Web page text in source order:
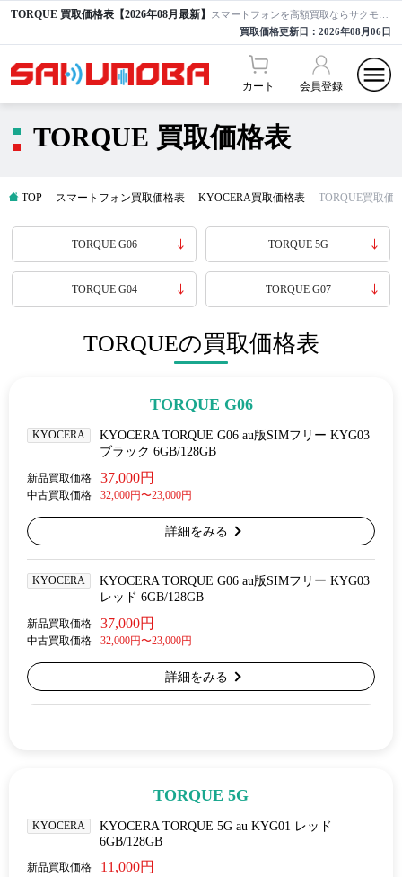
TORQUE 買取価格表【2026年08月最新】
買取価格更新日： 2026年08月06日
カート 会員登録
TORQUE 買取価格表
TOP スマートフォン買取価格表 KYOCERA買取価格表 TORQUE買取価
TORQUE G06 TORQUE 5G
TORQUE G04 TORQUE G07
TORQUEの買取価格表
TORQUE G06
KYOCERA
KYOCERA TORQUE G06 au版SIMフリー KYG03
ブラック 6GB/128GB
新品買取価格 37,000円
中古買取価格 32,000円〜23,000円
詳細をみる
KYOCERA
KYOCERA TORQUE G06 au版SIMフリー KYG03
レッド 6GB/128GB
新品買取価格 37,000円
中古買取価格 32,000円〜23,000円
詳細をみる
TORQUE 5G
KYOCERA
KYOCERA TORQUE 5G au KYG01 レッド
6GB/128GB
新品買取価格 11,000円